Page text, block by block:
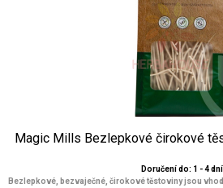
Magic Mills Bezlepkové čirokové
Doručení do: 1 - 4 dní
Bezlepkové, bezvaječné, čirokové těstoviny jsou